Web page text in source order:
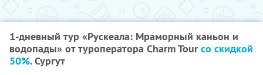
1-дневный тур «Рускеала: Мраморный каньон и
водопады» от туроператора Charm Tourсо скидкой
50%. Сургут